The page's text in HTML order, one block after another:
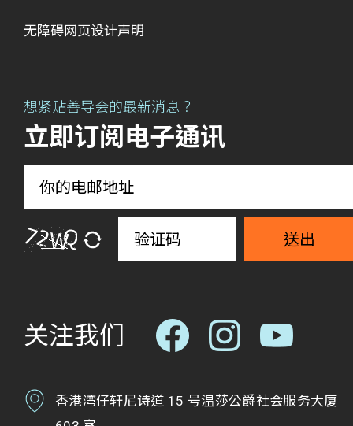
无障碍网页设计声明
想紧贴善导会的最新消息？
立即订阅电子通讯
送出
关注我们
香港湾仔轩尼诗道 15 号温莎公爵社会服务大厦